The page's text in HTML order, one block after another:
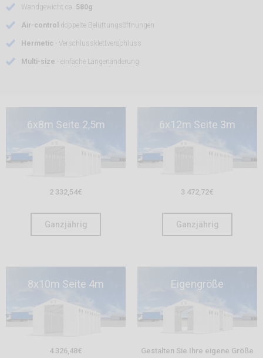
Wandgewicht ca. 580g
Air-control doppelte Belüftungsöffnungen
Hermetic - Verschlussklettverschluss
Multi-size - einfache Längenänderung
6x8m Seite 2,5m
2 332,54€
Ganzjährig
6x12m Seite 3m
3 472,72€
Ganzjährig
8x10m Seite 4m
4 326,48€
Eigengröße
Gestalten Sie Ihre eigene Größe